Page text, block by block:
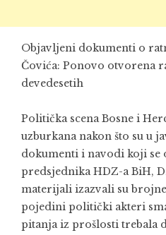
Objavljeni dokumenti o
Čovića: Ponovo otvorena
devedesetih
Politička scena Bosne i
uzburkana nakon što su u
dokumenti i navodi koji se
predsjednika HDZ-a BiH,
materijali izazvali su
pojedini politički akteri
pitanja iz prošlosti trebala